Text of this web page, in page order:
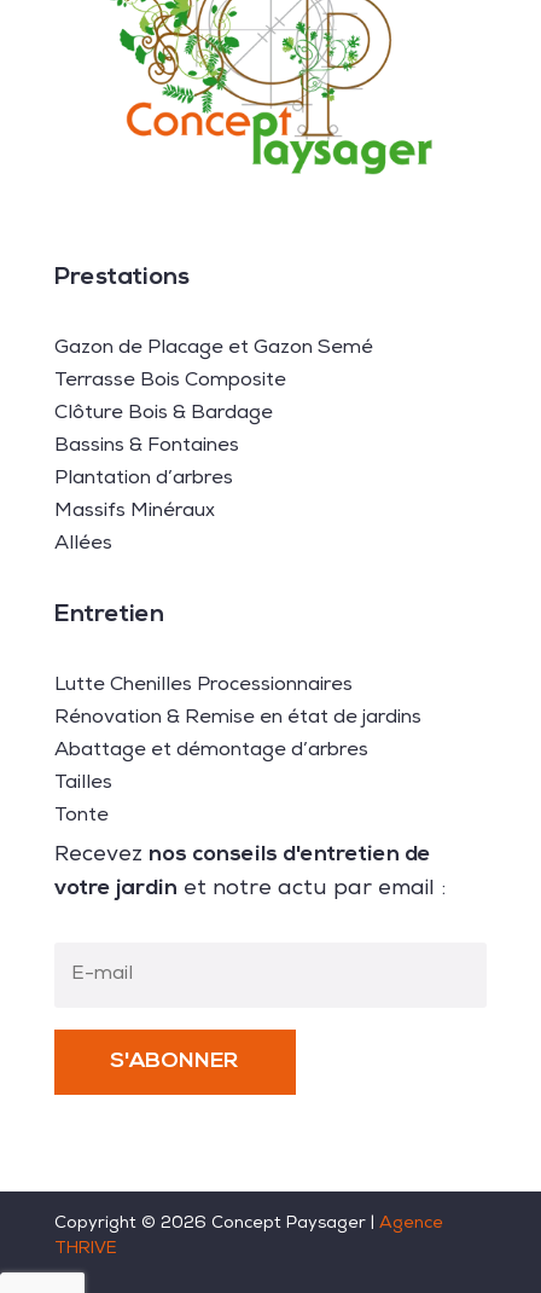
Prestations
Gazon de Placage et Gazon Semé
Terrasse Bois Composite
Clôture Bois & Bardage
Bassins & Fontaines
Plantation d’arbres
Massifs Minéraux
Allées
Entretien
Lutte Chenilles Processionnaires
Rénovation & Remise en état de jardins
Abattage et démontage d’arbres
Tailles
Tonte
Recevez nos conseils d'entretien de
votre jardin et notre actu par email :
S'ABONNER
Copyright © 2026 Concept Paysager | Agence
THRIVE